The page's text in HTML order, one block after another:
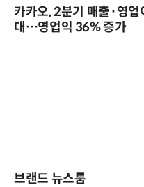
카카오, 2분기 매출·영업
대…영업익 36% 증가
브랜드 뉴스룸